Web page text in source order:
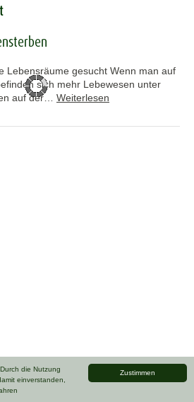
Zustimmen
die Nutzung
einverstanden,
Lebensräume gesucht Wenn man auf
sich mehr Lebewesen unter
auf der… Weiterlesen